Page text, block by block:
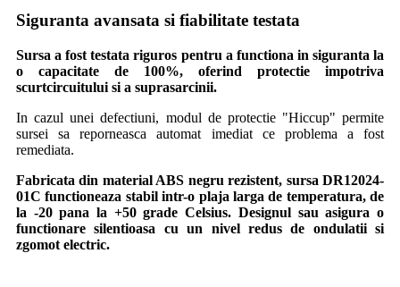
Siguranta avansata si fiabilitate testata
Sursa a fost testata riguros pentru a functiona in siguranta la
o capacitate de 100%, oferind protectie impotriva
scurtcircuitului si a suprasarcinii.
In cazul unei defectiuni, modul de protectie "Hiccup" permite
sursei sa reporneasca automat imediat ce problema a fost
remediata.
Fabricata din material ABS negru rezistent, sursa DR12024-
01C functioneaza stabil intr-o plaja larga de temperatura, de
la -20 pana la +50 grade Celsius. Designul sau asigura o
functionare silentioasa cu un nivel redus de ondulatii si
zgomot electric.